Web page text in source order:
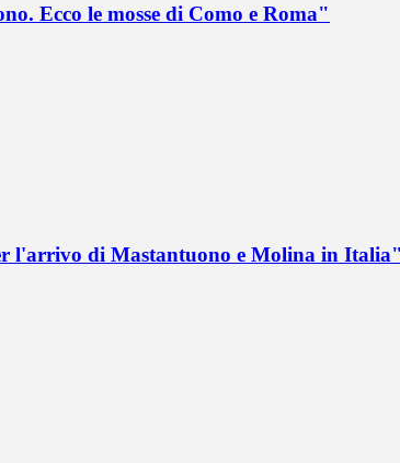
Ecco le mosse di Como e Roma"
l'arrivo di Mastantuono e Molina in